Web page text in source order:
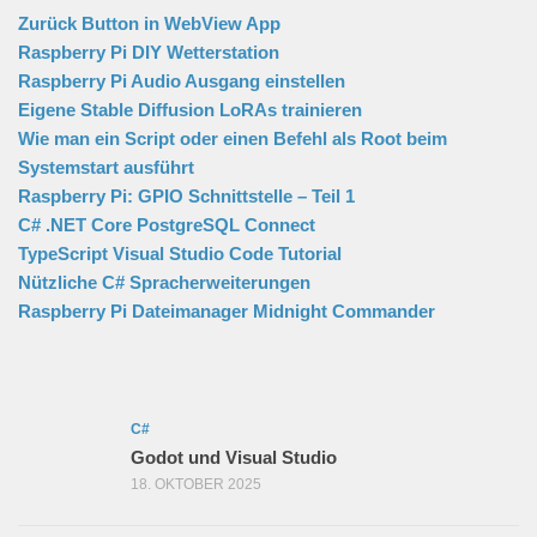
Zurück Button in WebView App
Raspberry Pi DIY Wetterstation
Raspberry Pi Audio Ausgang einstellen
Eigene Stable Diffusion LoRAs trainieren
Wie man ein Script oder einen Befehl als Root beim
Systemstart ausführt
Raspberry Pi: GPIO Schnittstelle – Teil 1
C# .NET Core PostgreSQL Connect
TypeScript Visual Studio Code Tutorial
Nützliche C# Spracherweiterungen
Raspberry Pi Dateimanager Midnight Commander
C#
Godot und Visual Studio
18. OKTOBER 2025